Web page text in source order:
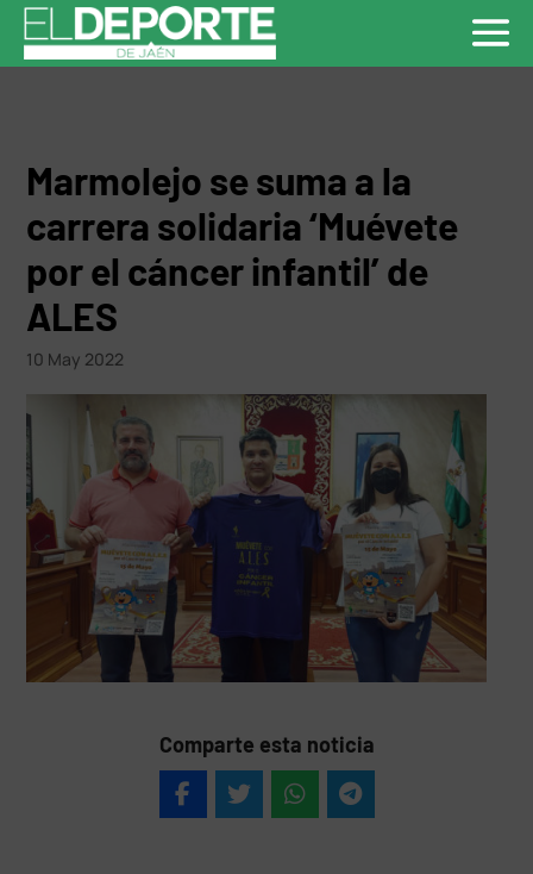
Marmolejo se suma a la
carrera solidaria ‘Muévete
por el cáncer infantil’ de
ALES
10 May 2022
Comparte esta noticia